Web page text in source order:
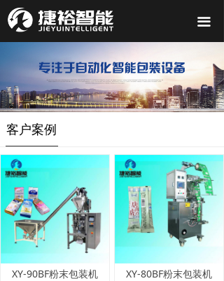
끀
XY-90BF粉末包装机 XY-80BF粉末包装机
客户案例